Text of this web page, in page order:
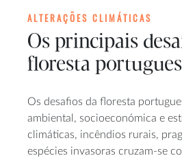
ALTERAÇÕES CLIMÁTICAS
Os principais
floresta
Os desafios da floresta
ambiental, socioeconómica e
climáticas, incêndios rurais,
espécies invasoras cruzam-se